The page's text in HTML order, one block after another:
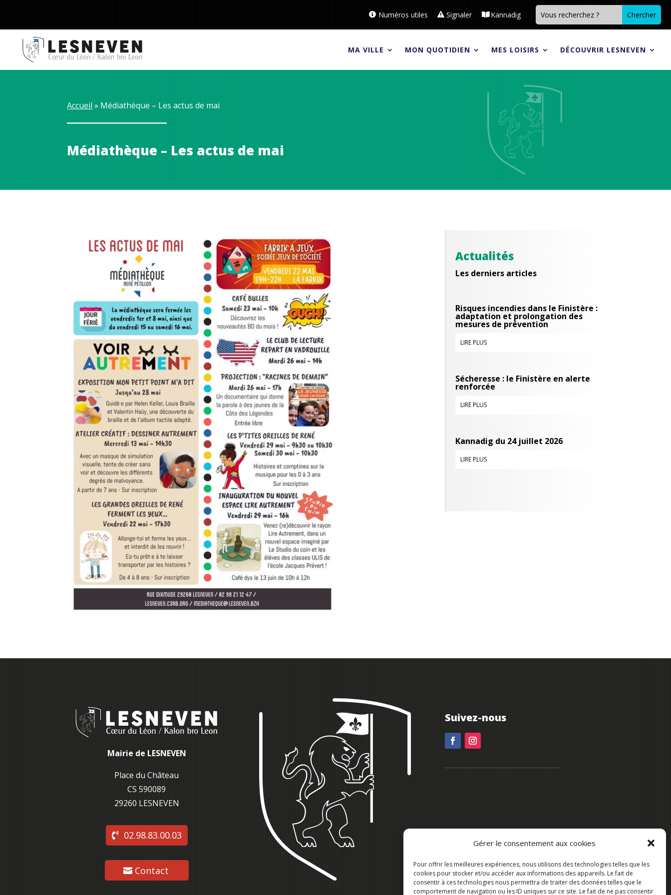
Gérer le consentement aux cookies
Pour offrir les meilleures expériences, nous utilisons des technologies telles que les
cookies pour stocker et/ou accéder aux informations des appareils. Le fait de
consentir à ces technologies nous permettra de traiter des données telles que le
comportement de navigation ou les ID uniques sur ce site. Le fait de ne pas consentir
Numéros utiles Signaler Kannadig
MA VILLE MON QUOTIDIEN MES LOISIRS DÉCOUVRIR LESNEVEN
Accueil » Médiathèque – Les actus de mai
Médiathèque – Les actus de mai
Actualités
Les derniers articles
Risques incendies dans le Finistère :
adaptation et prolongation des
mesures de prévention
LIRE PLUS
Sécheresse : le Finistère en alerte
renforcée
LIRE PLUS
Kannadig du 24 juillet 2026
LIRE PLUS
Mairie de LESNEVEN
Place du Château
CS 590089
29260 LESNEVEN
02.98.83.00.03
Contact
Suivez-nous